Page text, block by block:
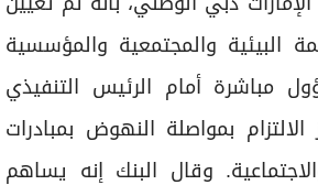
البيئية والمجتمعية والمؤسسية
مباشرة أمام الرئيس التنفيذي
بمواصلة النهوض بمبادرات
وقال البنك إنه يساهم